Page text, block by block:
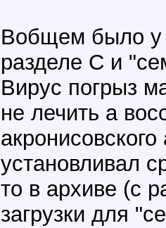
Вобщем было у
разделе С и
Вирус погрыз
не лечить а
установливал
то в архиве (с
загрузки для